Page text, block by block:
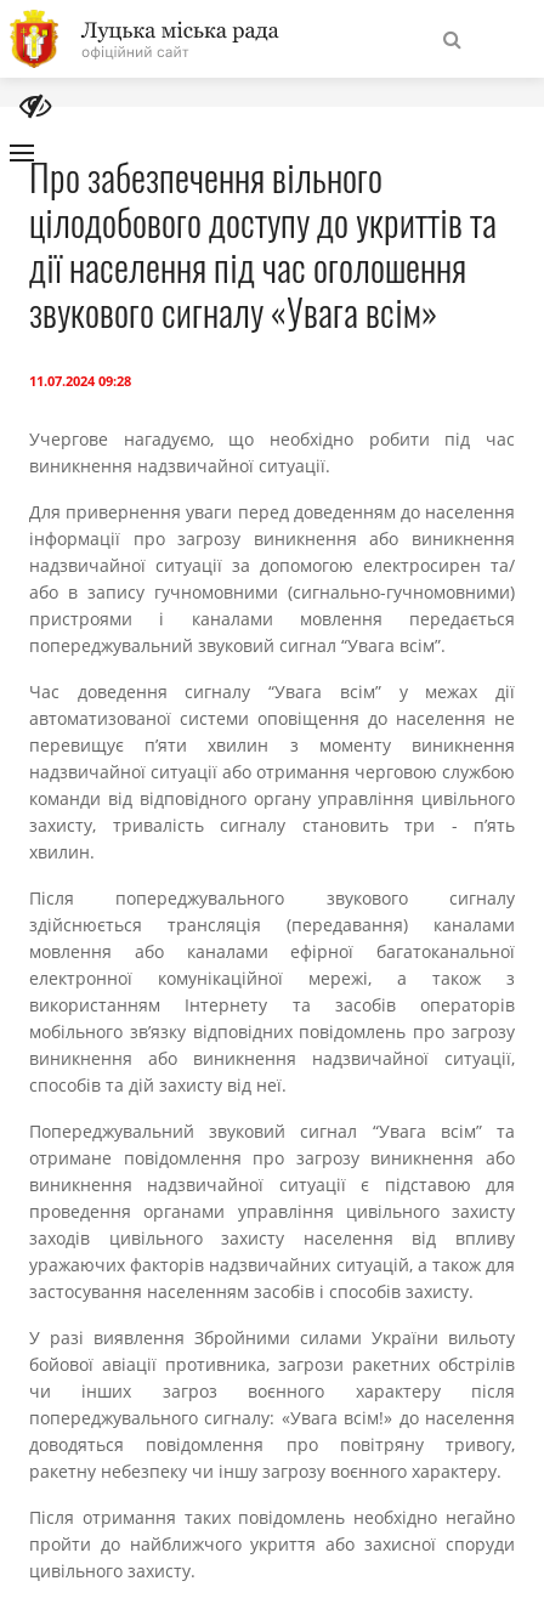
На
головну
Навігація
сайту
Про місто
Міська влада
Бюджет
Прозорість влади
Документи
Про забезпечення вільного
цілодобового доступу до укриттів та
дії населення під час оголошення
звукового сигналу «Увага всім»
11.07.2024 09:28
Учергове нагадуємо, що необхідно робити під час
виникнення надзвичайної ситуації.
Для привернення уваги перед доведенням до населення
інформації про загрозу виникнення або виникнення
надзвичайної ситуації за допомогою електросирен та/
або в запису гучномовними (сигнально-гучномовними)
пристроями і каналами мовлення передається
попереджувальний звуковий сигнал “Увага всім”.
Час доведення сигналу “Увага всім” у межах дії
автоматизованої системи оповіщення до населення не
перевищує п’яти хвилин з моменту виникнення
надзвичайної ситуації або отримання черговою службою
команди від відповідного органу управління цивільного
захисту, тривалість сигналу становить три - п’ять
хвилин.
Після попереджувального звукового сигналу
здійснюється трансляція (передавання) каналами
мовлення або каналами ефірної багатоканальної
електронної комунікаційної мережі, а також з
використанням Інтернету та засобів операторів
мобільного зв’язку відповідних повідомлень про загрозу
виникнення або виникнення надзвичайної ситуації,
способів та дій захисту від неї.
Попереджувальний звуковий сигнал “Увага всім” та
отримане повідомлення про загрозу виникнення або
виникнення надзвичайної ситуації є підставою для
проведення органами управління цивільного захисту
заходів цивільного захисту населення від впливу
уражаючих факторів надзвичайних ситуацій, а також для
застосування населенням засобів і способів захисту.
У разі виявлення Збройними силами України вильоту
бойової авіації противника, загрози ракетних обстрілів
чи інших загроз воєнного характеру після
попереджувального сигналу: «Увага всім!» до населення
доводяться повідомлення про повітряну тривогу,
ракетну небезпеку чи іншу загрозу воєнного характеру.
Після отримання таких повідомлень необхідно негайно
пройти до найближчого укриття або захисної споруди
цивільного захисту.